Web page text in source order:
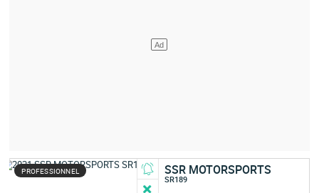
PROFESSIONNEL SSR MOTORSPORTS
SR189